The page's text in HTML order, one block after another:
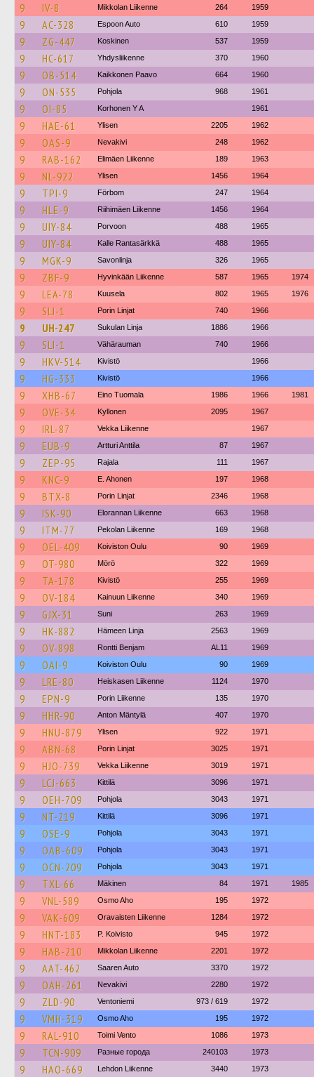
9 IV-8 Mikkolan Liikenne 264 1959
9 AC-328 Espoon Auto 610 1959
9 ZG-447 Koskinen 537 1959
9 HC-617 Yhdysliikenne 370 1960
9 OB-514 Kaikkonen Paavo 664 1960
9 ON-535 Pohjola 968 1961
9 OI-85 Korhonen Y A 1961
9 HAE-61 Ylisen 2205 1962
9 OAS-9 Nevakivi 248 1962
9 RAB-162 Elimäen Liikenne 189 1963
9 NL-922 Ylisen 1456 1964
9 TPI-9 Förbom 247 1964
9 HLE-9 Riihimäen Liikenne 1456 1964
9 UIY-84 Porvoon 488 1965
9 UIY-84 Kalle Rantasärkkä 488 1965
9 MGK-9 Savonlinja 326 1965
9 ZBF-9 Hyvinkään Liikenne 587 1965 1974
9 LEA-78 Kuusela 802 1965 1976
9 SLI-1 Porin Linjat 740 1966
9 UH-247 Sukulan Linja 1886 1966
9 SLI-1 Vähärauman 740 1966
9 HKV-514 Kivistö 1966
9 HG-333 Kivistö 1966
9 XHB-67 Eino Tuomala 1986 1966 1981
9 OVE-34 Kyllonen 2095 1967
9 IRL-87 Vekka Liikenne 1967
9 EUB-9 Artturi Anttila 87 1967
9 ZEP-95 Rajala 111 1967
9 KNC-9 E. Ahonen 197 1968
9 BTX-8 Porin Linjat 2346 1968
9 ISK-90 Elorannan Liikenne 663 1968
9 ITM-77 Pekolan Liikenne 169 1968
9 OEL-409 Koiviston Oulu 90 1969
9 OT-980 Mörö 322 1969
9 TA-178 Kivistö 255 1969
9 OV-184 Kainuun Liikenne 340 1969
9 GJX-31 Suni 263 1969
9 HK-882 Hämeen Linja 2563 1969
9 OV-898 Rontti Benjam AL11 1969
9 OAI-9 Koiviston Oulu 90 1969
9 LRE-80 Heiskasen Liikenne 1124 1970
9 EPN-9 Porin Liikenne 135 1970
9 HHR-90 Anton Mäntylä 407 1970
9 HNU-879 Ylisen 922 1971
9 ABN-68 Porin Linjat 3025 1971
9 HJO-739 Vekka Liikenne 3019 1971
9 LCJ-663 Kittilä 3096 1971
9 OEH-709 Pohjola 3043 1971
9 NT-219 Kittilä 3096 1971
9 OSE-9 Pohjola 3043 1971
9 OAB-609 Pohjola 3043 1971
9 OCN-209 Pohjola 3043 1971
9 TXL-66 Mäkinen 84 1971 1985
9 VNL-589 Osmo Aho 195 1972
9 VAK-609 Oravaisten Liikenne 1284 1972
9 HNT-183 P. Koivisto 945 1972
9 HAB-210 Mikkolan Liikenne 2201 1972
9 AAT-462 Saaren Auto 3370 1972
9 OAH-261 Nevakivi 2280 1972
9 ZLD-90 Ventoniemi 973 / 619 1972
9 VMH-319 Osmo Aho 195 1972
9 RAL-910 Toimi Vento 1086 1973
9 TCN-909 Разные города 240103 1973
9 HAO-669 Lehdon Liikenne 3440 1973